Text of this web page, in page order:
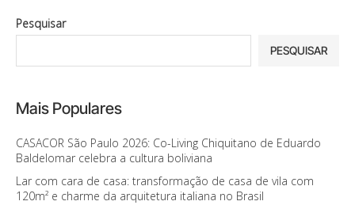
Pesquisar
PESQUISAR
Mais Populares
CASACOR São Paulo 2026: Co-Living Chiquitano de Eduardo
Baldelomar celebra a cultura boliviana
Lar com cara de casa: transformação de casa de vila com
120m² e charme da arquitetura italiana no Brasil